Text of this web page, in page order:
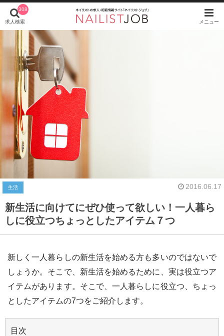
308
求人検索 メニュー
生活 2016.06.17
新生活に向けてにぜひ使って欲しい！一人暮ら
しに役立つちょっとしたアイテム７つ
新しく一人暮らしの新生活を始める方も多いのではないで
しょうか。そこで、新生活を始めるために、実は役立つア
イテムがあります。そこで、一人暮らしに役立つ、ちょっ
としたアイテムの7つをご紹介します。
目次